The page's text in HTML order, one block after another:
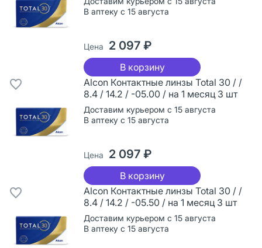
В аптеку с 15 августа
Цена 2 097 ₽
В корзину
Alcon Контактные линзы Total 30 / /
8.4 / 14.2 / -05.00 / на 1 месяц 3 шт
Доставим курьером с 15 августа
В аптеку с 15 августа
Цена 2 097 ₽
В корзину
Alcon Контактные линзы Total 30 / /
8.4 / 14.2 / -05.50 / на 1 месяц 3 шт
Доставим курьером с 15 августа
В аптеку с 15 августа